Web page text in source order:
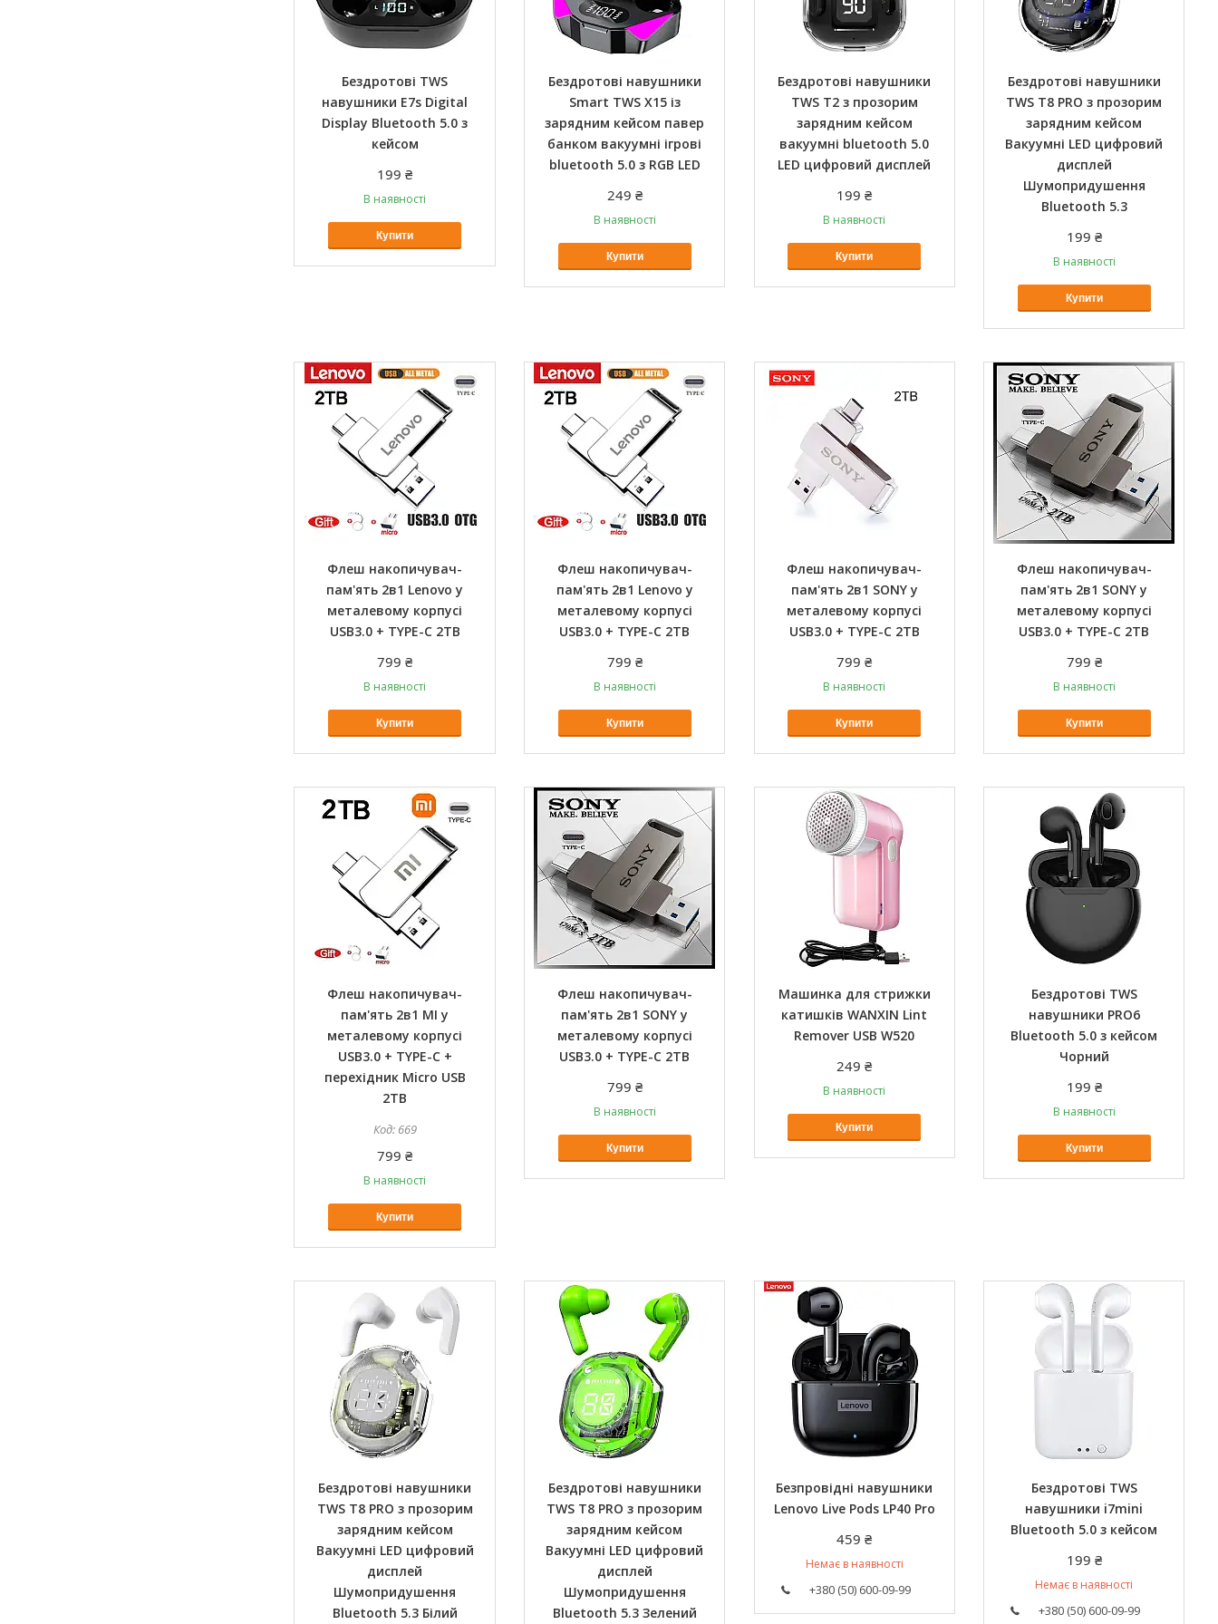
Бездротові TWS
навушники E7s Digital
Display Bluetooth 5.0 з
кейсом
199 ₴
В наявності
Купити
Бездротові навушники
Smart TWS X15 із
зарядним кейсом павер
банком вакуумні ігрові
bluetooth 5.0 з RGB LED
249 ₴
В наявності
Купити
Бездротові навушники
TWS T2 з прозорим
зарядним кейсом
вакуумні bluetooth 5.0
LED цифровий дисплей
199 ₴
В наявності
Купити
Бездротові навушники
TWS T8 PRO з прозорим
зарядним кейсом
Вакуумні LED цифровий
дисплей
Шумопридушення
Bluetooth 5.3
199 ₴
В наявності
Купити
Флеш накопичувач-
пам'ять 2в1 Lenovo у
металевому корпусі
USB3.0 + TYPE-C 2TB
799 ₴
В наявності
Купити
Флеш накопичувач-
пам'ять 2в1 Lenovo у
металевому корпусі
USB3.0 + TYPE-C 2TB
799 ₴
В наявності
Купити
Флеш накопичувач-
пам'ять 2в1 SONY у
металевому корпусі
USB3.0 + TYPE-C 2TB
799 ₴
В наявності
Купити
Флеш накопичувач-
пам'ять 2в1 SONY у
металевому корпусі
USB3.0 + TYPE-C 2TB
799 ₴
В наявності
Купити
Флеш накопичувач-
пам'ять 2в1 MI у
металевому корпусі
USB3.0 + TYPE-C +
перехідник Micro USB
2TB
669
799 ₴
В наявності
Купити
Флеш накопичувач-
пам'ять 2в1 SONY у
металевому корпусі
USB3.0 + TYPE-C 2TB
799 ₴
В наявності
Купити
Машинка для стрижки
катишків WANXIN Lint
Remover USB W520
249 ₴
В наявності
Купити
Бездротові TWS
навушники PRO6
Bluetooth 5.0 з кейсом
Чорний
199 ₴
В наявності
Купити
Бездротові навушники
TWS T8 PRO з прозорим
зарядним кейсом
Вакуумні LED цифровий
дисплей
Шумопридушення
Bluetooth 5.3 Білий
Бездротові навушники
TWS T8 PRO з прозорим
зарядним кейсом
Вакуумні LED цифровий
дисплей
Шумопридушення
Bluetooth 5.3 Зелений
Безпровідні навушники
Lenovo Live Pods LP40 Pro
459 ₴
Немає в наявності
+380 (50) 600-09-99
Бездротові TWS
навушники i7mini
Bluetooth 5.0 з кейсом
199 ₴
Немає в наявності
+380 (50) 600-09-99